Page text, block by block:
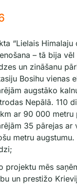
“Lielais Himalaju
– tā bija
un zināšanu
Bosihu vienas
augstāko
Nepālā. 110
ar 90 000 metru
35 pārejas ar
metru
projektu mēs
un prestižo